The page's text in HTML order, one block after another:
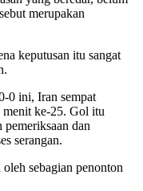
merupakan
keputusan itu sangat
0 ini, Iran sempat
menit ke-25. Gol itu
dan
serangan.
sebagian penonton